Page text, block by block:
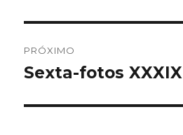
PRÓXIMO
Próximo
Sexta-fotos XXXIX